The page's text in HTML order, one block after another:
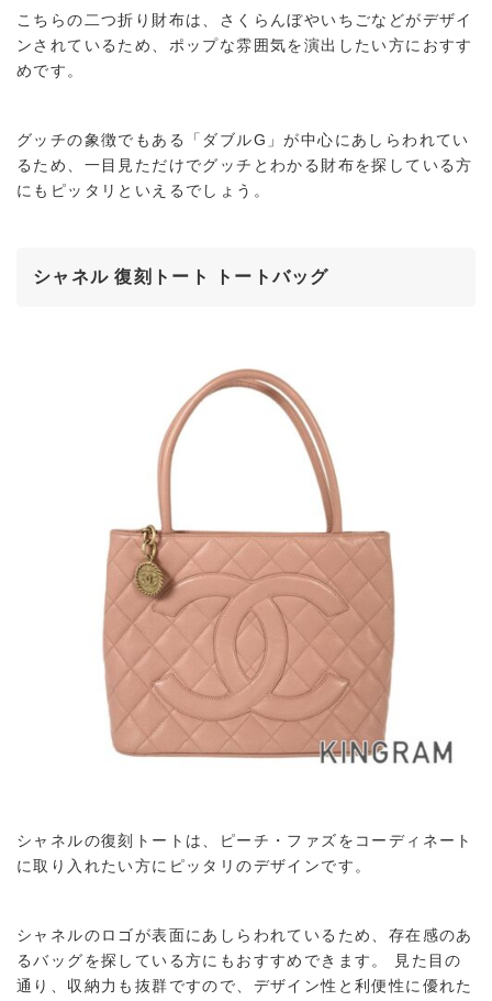
こちらの二つ折り財布は、さくらんぼやいちごなどがデザイ
ンされているため、ポップな雰囲気を演出したい方におすす
めです。
グッチの象徴でもある「ダブルG」が中心にあしらわれてい
るため、一目見ただけでグッチとわかる財布を探している方
にもピッタリといえるでしょう。
シャネル 復刻トート トートバッグ
シャネルの復刻トートは、ピーチ・ファズをコーディネート
に取り入れたい方にピッタリのデザインです。
シャネルのロゴが表面にあしらわれているため、存在感のあ
るバッグを探している方にもおすすめできます。 見た目の
通り、収納力も抜群ですので、デザイン性と利便性に優れた